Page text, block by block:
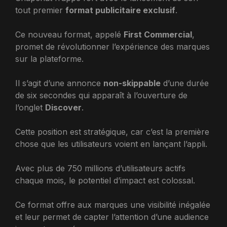
tout premier format publicitaire exclusif.
Ce nouveau format, appelé First Commercial,
promet de révolutionner l’expérience des marques
sur la plateforme.
Il s’agit d’une annonce non-skippable d’une durée
de six secondes qui apparaît à l’ouverture de
l’onglet Discover.
Cette position est stratégique, car c’est la première
chose que les utilisateurs voient en lançant l’appli.
Avec plus de 750 millions d’utilisateurs actifs
chaque mois, le potentiel d’impact est colossal.
Ce format offre aux marques une visibilité inégalée
et leur permet de capter l’attention d’une audience